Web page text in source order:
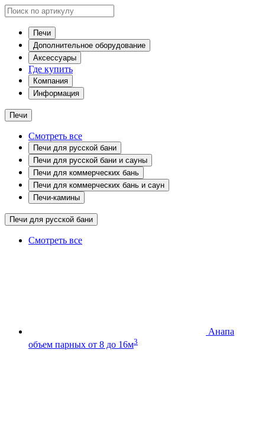
Печи
Дополнительное оборудование
Аксессуары
Где купить
Компания
Информация
Печи
Смотреть все
Печи для русской бани
Печи для русской бани и сауны
Печи для коммерческих бань
Печи для коммерческих бань и саун
Печи-камины
Печи для русской бани
Смотреть все
Анапа
объем парных от 8 до 16м3